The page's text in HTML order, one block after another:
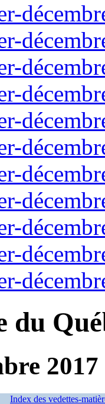
du
2017
Index des vedettes-